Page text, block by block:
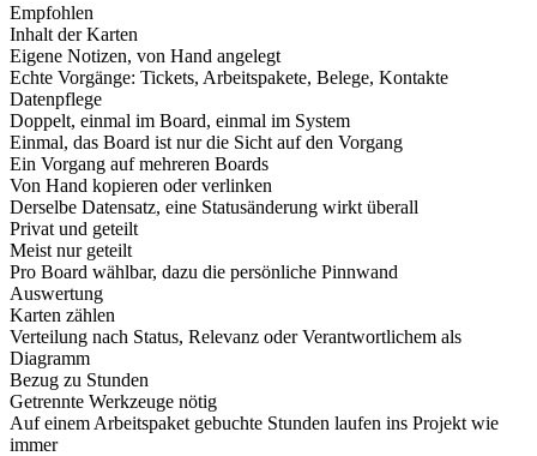
Empfohlen
Inhalt der Karten
Eigene Notizen, von Hand angelegt
Echte Vorgänge: Tickets, Arbeitspakete, Belege, Kontakte
Datenpflege
Doppelt, einmal im Board, einmal im System
Einmal, das Board ist nur die Sicht auf den Vorgang
Ein Vorgang auf mehreren Boards
Von Hand kopieren oder verlinken
Derselbe Datensatz, eine Statusänderung wirkt überall
Privat und geteilt
Meist nur geteilt
Pro Board wählbar, dazu die persönliche Pinnwand
Auswertung
Karten zählen
Verteilung nach Status, Relevanz oder Verantwortlichem als
Diagramm
Bezug zu Stunden
Getrennte Werkzeuge nötig
Auf einem Arbeitspaket gebuchte Stunden laufen ins Projekt wie
immer